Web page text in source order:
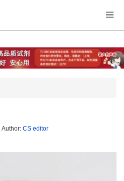
Author: CS editor